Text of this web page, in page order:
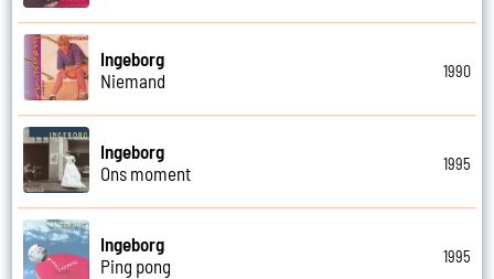
Ingeborg
Niemand
1990
Ingeborg
Ons moment
1995
Ingeborg
Ping pong
1995